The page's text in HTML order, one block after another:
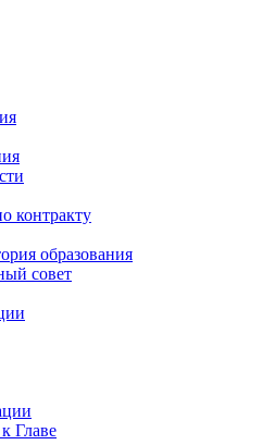
контракту
образования
совет
Главе